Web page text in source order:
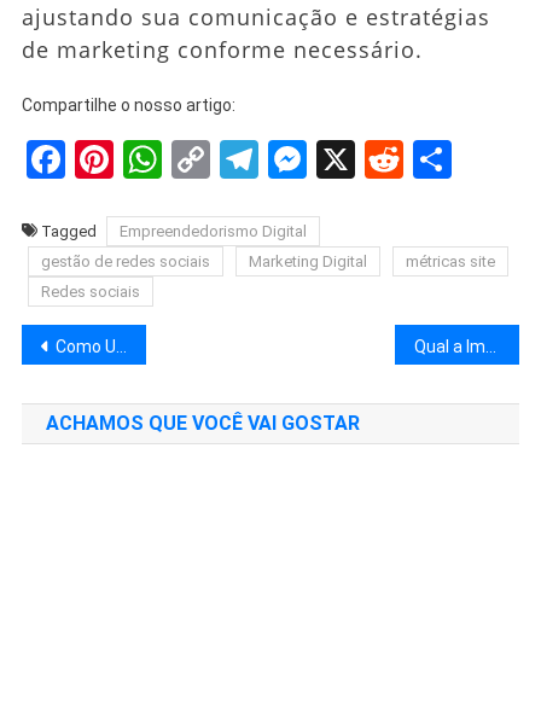
ajustando sua comunicação e estratégias
de marketing conforme necessário.
Compartilhe o nosso artigo:
Facebook
Pinterest
WhatsApp
CopyTelegram
Messenger
X Reddit
Tagged
Empreendedorismo Digital
gestão de redes sociais
Marketing Digital
métricas site
Redes sociais
Navegação
de
Post
Como Usar Redes Sociais para Lançar Produtos e Serviços: Guia Prático
ACHAMOS QUE VOCÊ VAI GOSTAR